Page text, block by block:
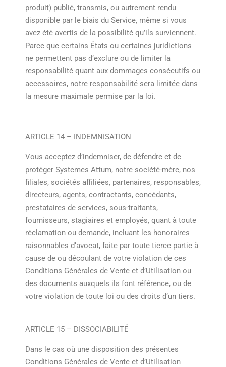
produit) publié, transmis, ou autrement rendu
disponible par le biais du Service, même si vous
avez été avertis de la possibilité qu’ils surviennent.
Parce que certains États ou certaines juridictions
ne permettent pas d’exclure ou de limiter la
responsabilité quant aux dommages consécutifs ou
accessoires, notre responsabilité sera limitée dans
la mesure maximale permise par la loi.
ARTICLE 14 – INDEMNISATION
Vous acceptez d’indemniser, de défendre et de
protéger Systemes Attum, notre société-mère, nos
filiales, sociétés affiliées, partenaires, responsables,
directeurs, agents, contractants, concédants,
prestataires de services, sous-traitants,
fournisseurs, stagiaires et employés, quant à toute
réclamation ou demande, incluant les honoraires
raisonnables d’avocat, faite par toute tierce partie à
cause de ou découlant de votre violation de ces
Conditions Générales de Vente et d’Utilisation ou
des documents auxquels ils font référence, ou de
votre violation de toute loi ou des droits d’un tiers.
ARTICLE 15 – DISSOCIABILITÉ
Dans le cas où une disposition des présentes
Conditions Générales de Vente et d’Utilisation